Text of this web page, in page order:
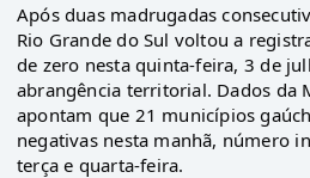
Após duas madrugadas
Rio Grande do Sul voltou a
de zero nesta quinta-feira, 3 de
abrangência territorial. Dados da
apontam que 21 municípios
negativas nesta manhã, número
terça e quarta-feira.